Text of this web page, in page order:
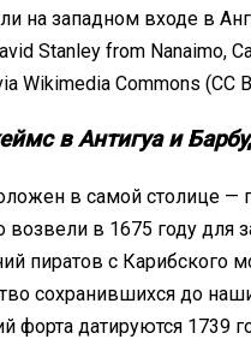
на западном входе в
Stanley from Nanaimo,
Wikimedia Commons (CC
в Антигуа и
в самой столице —
возвели в 1675 году для
пиратов с Карибского
сохранившихся до
форта датируются 1739